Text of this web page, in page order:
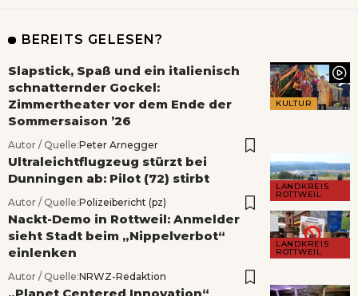
BEREITS GELESEN?
KULTUR
Slapstick, Spaß und ein italienisch
schnatternder Gockel:
Zimmertheater vor dem Ende der
Sommersaison ’26
Autor / Quelle:Peter Arnegger
LANDKREIS
ROTTWEIL
Ultraleichtflugzeug stürzt bei
Dunningen ab: Pilot (72) stirbt
Autor / Quelle:Polizeibericht (pz)
LANDKREIS
ROTTWEIL
Nackt-Demo in Rottweil: Anmelder
sieht Stadt beim „Nippelverbot“
einlenken
Autor / Quelle:NRWZ-Redaktion